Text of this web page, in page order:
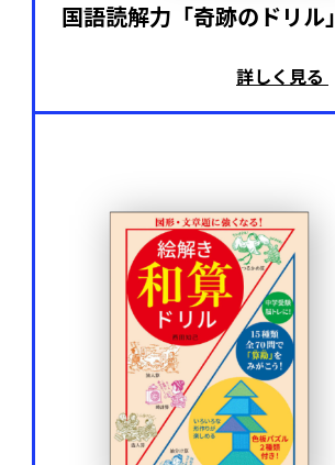
国語読解力「奇跡のドリル」
詳しく見る